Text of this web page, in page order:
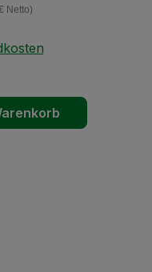
Netto)
gewünschten